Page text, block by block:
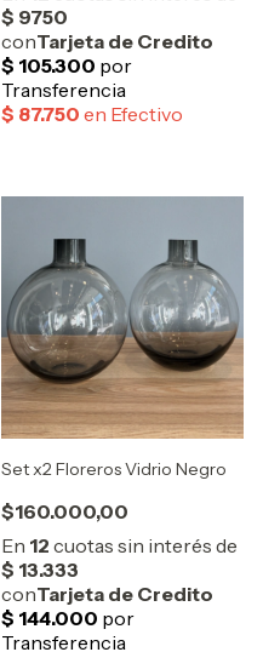
Set x2 Floreros Vidrio Negro
$160.000,00